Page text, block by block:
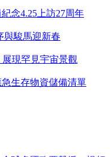
念4.25上訪27周年
與駿馬迎新春
現罕見宇宙景觀
急生存物資儲備清單